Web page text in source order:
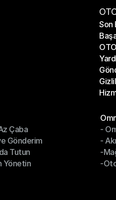
Son
Son
Çaba
Çaba
Gönderim
Gönderim
Tutun
Tutun
Yönetin
-
-
-
-
-
-
-